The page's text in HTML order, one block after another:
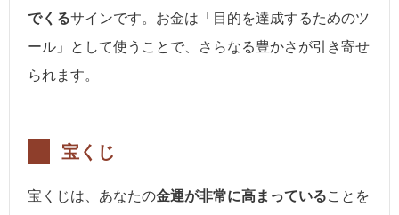
でくるサインです。お金は「目的を達成するためのツ
ール」として使うことで、さらなる豊かさが引き寄せ
られます。
宝くじ
宝くじは、あなたの金運が非常に高まっていることを